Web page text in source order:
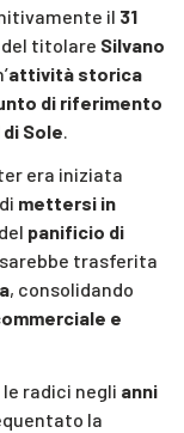
il 31
del titolare Silvano
attività storica
di riferimento
Sole
era iniziata
mettersi in
panificio di
trasferita
, consolidando
e
radici negli anni
la